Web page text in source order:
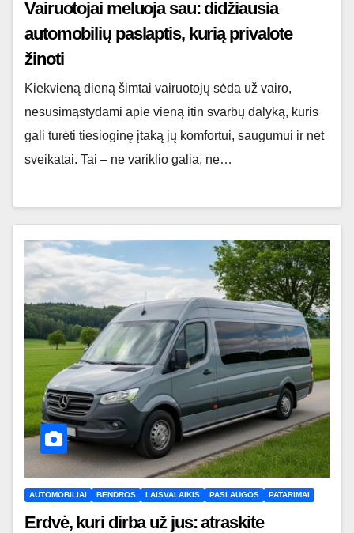
Vairuotojai meluoja sau: didžiausia
automobilių paslaptis, kurią privalote
žinoti
Kiekvieną dieną šimtai vairuotojų sėda už vairo,
nesusimąstydami apie vieną itin svarbų dalyką, kuris
gali turėti tiesioginę įtaką jų komfortui, saugumui ir net
sveikatai. Tai – ne variklio galia, ne…
AUTOMOBILIAI BENDROS LAISVALAIKIS PASLAUGOS PATARIMAI
Erdvė, kuri dirba už jus: atraskite